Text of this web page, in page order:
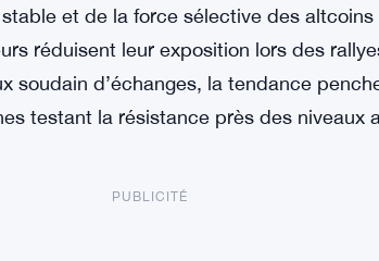
et de la force sélective des
réduisent leur exposition lors des
soudain d’échanges, la tendance
testant la résistance près des niveaux
PUBLICITÉ